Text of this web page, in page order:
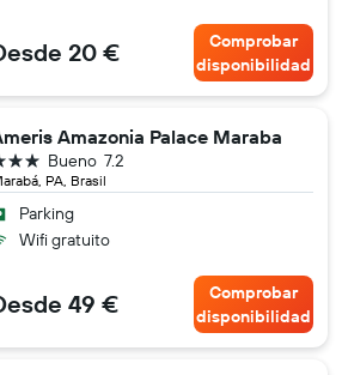
20 €
Comprobar
disponibilidad
Amazonia Palace Maraba
PA, Brasil
7.2
Bueno
estrellas
Parking
Wifi gratuito
49 €
Comprobar
disponibilidad